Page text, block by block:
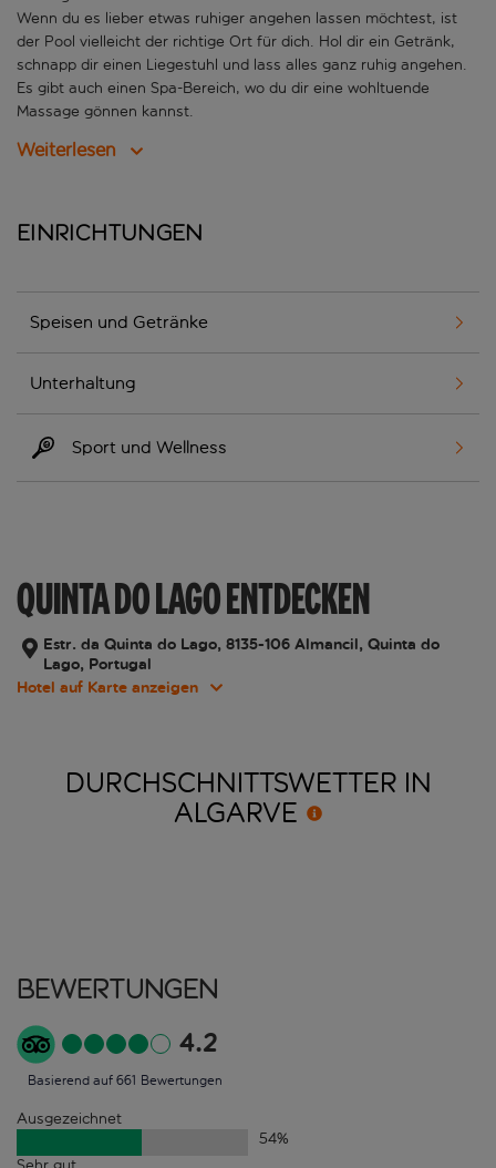
Wenn du es lieber etwas ruhiger angehen lassen möchtest, ist
der Pool vielleicht der richtige Ort für dich. Hol dir ein Getränk,
schnapp dir einen Liegestuhl und lass alles ganz ruhig angehen.
Es gibt auch einen Spa-Bereich, wo du dir eine wohltuende
Massage gönnen kannst.
Weiterlesen
Einrichtungen
Speisen und Getränke
Unterhaltung
Sport und Wellness
QUINTA DO LAGO ENTDECKEN
Estr. da Quinta do Lago, 8135-106 Almancil, Quinta do
Lago, Portugal
Hotel auf Karte anzeigen
DURCHSCHNITTSWETTER IN
ALGARVE
Bewertungen
4.2
Basierend auf 661 Bewertungen
Ausgezeichnet
54%